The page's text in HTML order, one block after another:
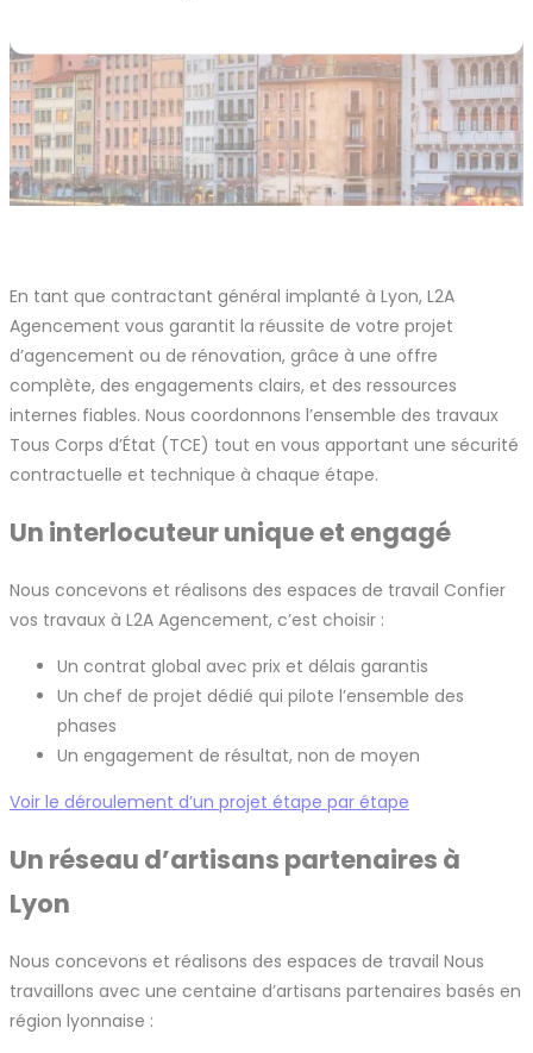
En tant que contractant général implanté à Lyon, L2A
Agencement vous garantit la réussite de votre projet
d’agencement ou de rénovation, grâce à une offre
complète, des engagements clairs, et des ressources
internes fiables. Nous coordonnons l’ensemble des travaux
Tous Corps d’État (TCE) tout en vous apportant une sécurité
contractuelle et technique à chaque étape.
Un interlocuteur unique et engagé
Nous concevons et réalisons des espaces de travail Confier
vos travaux à L2A Agencement, c’est choisir :
Un contrat global avec prix et délais garantis
Un chef de projet dédié qui pilote l’ensemble des
phases
Un engagement de résultat, non de moyen
Voir le déroulement d’un projet étape par étape
Un réseau d’artisans partenaires à
Lyon
Nous concevons et réalisons des espaces de travail Nous
travaillons avec une centaine d’artisans partenaires basés en
région lyonnaise :